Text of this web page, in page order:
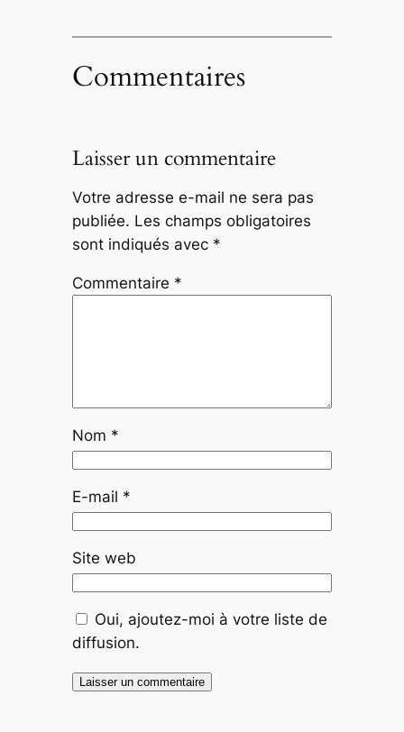
Commentaires
Laisser un commentaire
Votre adresse e-mail ne sera pas
publiée. Les champs obligatoires
sont indiqués avec *
Commentaire *
Nom *
E-mail *
Site web
Oui, ajoutez-moi à votre liste de
diffusion.